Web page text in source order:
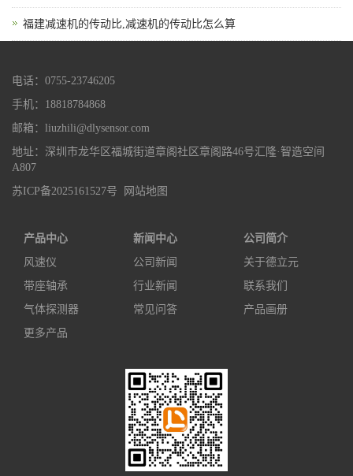
福建减速机的传动比,减速机的传动比怎么算
电话：0755-23746205
手机：18818784868
邮箱：liuzhili@dlysensor.com
地址：深圳市龙华区福城街道章阁社区章阁路46号汇隆·智造空间
A807
苏ICP备2025161527号
网站地图
产品中心
风速仪
带座轴承
气体探测器
更多产品
新闻中心
公司新闻
行业新闻
常见问答
公司简介
关于德立元
联系我们
产品画册